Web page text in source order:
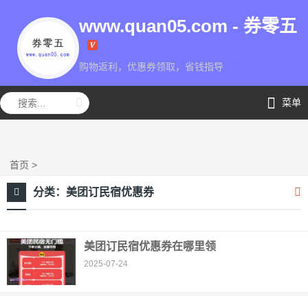
券零五
www.quan05.com - 券零五
购物返利，优惠券领取，省钱指导
菜单
首页 >
分类： 美团订民宿优惠券
美团订民宿优惠券在哪里领
2025-07-24